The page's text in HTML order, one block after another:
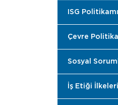
ISG
Çevre
Sosyal
İş Etiği